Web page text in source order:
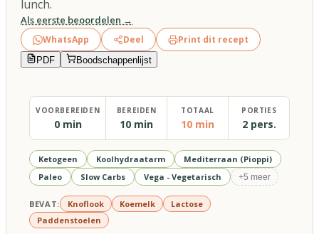
lunch.
Als eerste beoordelen →
WhatsApp Deel Print dit recept
PDF Boodschappenlijst
VOORBEREIDEN
0 min
BEREIDEN
10 min
TOTAAL
10 min
PORTIES
2 pers.
Ketogeen Koolhydraatarm
Mediterraan (Pioppi)
Paleo
Slow Carbs Vega - Vegetarisch +5 meer
BEVAT: Knoflook Koemelk
Lactose
Paddenstoelen